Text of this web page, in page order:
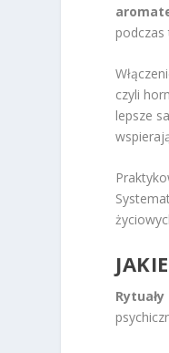
czyli
lepsze